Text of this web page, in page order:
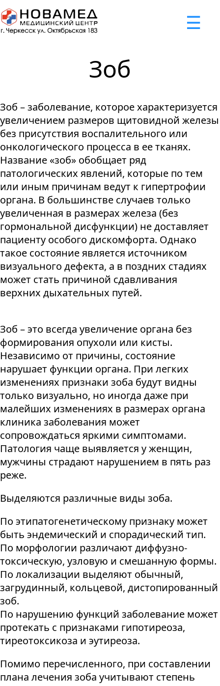
☰
x
Задать вопрос
Я принимаю"Cоглашение
об обработке персональных
данных."
Отправить вопрос
Успешно
Мы свяжемся с вами в ближайшее время
Неудача
Некорректно введен номер телефона
Неудача
Отклонена капча
Неудача
Не введено имя или вопрос
Неудача
Не принято соглашение
Зоб
Зоб – заболевание, которое характеризуется
увеличением размеров щитовидной железы
без присутствия воспалительного или
онкологического процесса в ее тканях.
Название «зоб» обобщает ряд
патологических явлений, которые по тем
или иным причинам ведут к гипертрофии
органа. В большинстве случаев только
увеличенная в размерах железа (без
гормональной дисфункции) не доставляет
пациенту особого дискомфорта. Однако
такое состояние является источником
визуального дефекта, а в поздних стадиях
может стать причиной сдавливания
верхних дыхательных путей.
Зоб – это всегда увеличение органа без
формирования опухоли или кисты.
Независимо от причины, состояние
нарушает функции органа. При легких
изменениях признаки зоба будут видны
только визуально, но иногда даже при
малейших изменениях в размерах органа
клиника заболевания может
сопровождаться яркими симптомами.
Патология чаще выявляется у женщин,
мужчины страдают нарушением в пять раз
реже.
Выделяются различные виды зоба.
По этипатогенетическому признаку может
быть эндемический и спорадический тип.
По морфологии различают диффузно-
токсическую, узловую и смешанную формы.
По локализации выделяют обычный,
загрудинный, кольцевой, дистопированный
зоб.
По нарушению функций заболевание может
протекать с признаками гипотиреоза,
тиреотоксикоза и эутиреоза.
Помимо перечисленного, при составлении
плана лечения зоба учитывают степень